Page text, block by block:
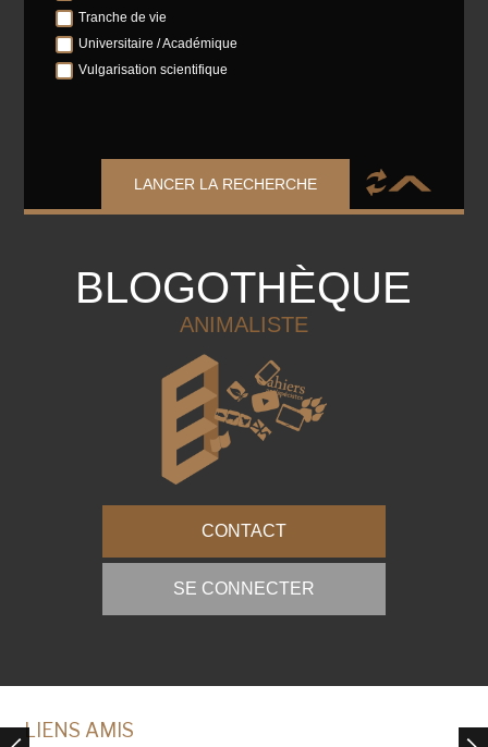
Tranche de vie
Universitaire / Académique
Vulgarisation scientifique
LANCER LA RECHERCHE
BLOGOTHÈQUE
ANIMALISTE
CONTACT
SE CONNECTER
LIENS AMIS